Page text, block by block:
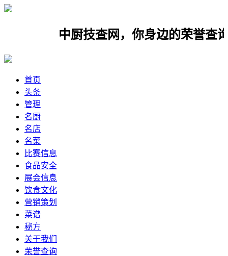
中厨技查网，你身边的荣誉查询网
首页
头条
管理
名厨
名店
名菜
比赛信息
食品安全
展会信息
饮食文化
营销策划
菜谱
秘方
关于我们
荣誉查询